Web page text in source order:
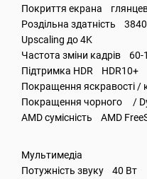
Покриття екрана
Роздільна здатність
Upscaling до 4K
Частота зміни кадрів 60-
Підтримка HDR HDR10+
Покращення яскравості /
Покращення чорного /
AMD сумісність AMD
Мультимедіа
Потужність звуку 40 Вт